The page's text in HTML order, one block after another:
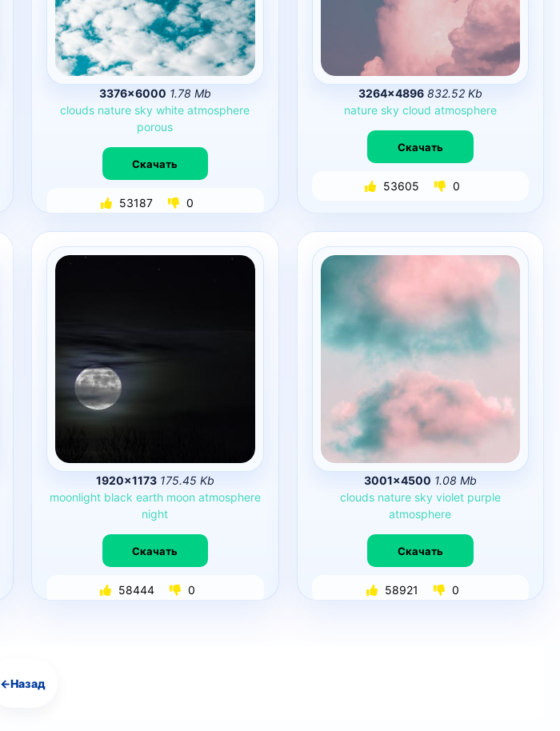
3376×6000 1.78 Mb
clouds nature sky white atmosphere
porous
Скачать
53187 0
3264×4896 832.52 Kb
nature sky cloud atmosphere
Скачать
53605 0
1920×1173 175.45 Kb
moonlight black earth moon atmosphere
night
Скачать
58444 0
3001×4500 1.08 Mb
clouds nature sky violet purple
atmosphere
Скачать
58921 0
Навигация
←Назад